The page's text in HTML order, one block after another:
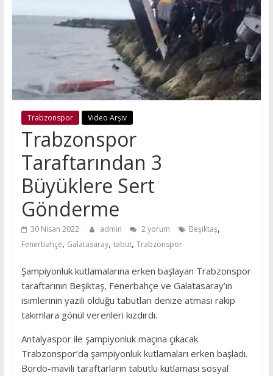
Trabzonspor Video Arşiv
Trabzonspor
Taraftarından 3
Büyüklere Sert
Gönderme
30 Nisan 2022 admin 2 yorum Beşiktaş,
Fenerbahçe, Galatasaray, tabut, Trabzonspor
Şampiyonluk kutlamalarına erken başlayan Trabzonspor
taraftarının Beşiktaş, Fenerbahçe ve Galatasaray’ın
isimlerinin yazılı olduğu tabutları denize atması rakip
takımlara gönül verenleri kızdırdı.
Antalyaspor ile şampiyonluk maçına çıkacak
Trabzonspor’da şampiyonluk kutlamaları erken başladı.
Bordo-mavili taraftarların tabutlu kutlaması sosyal